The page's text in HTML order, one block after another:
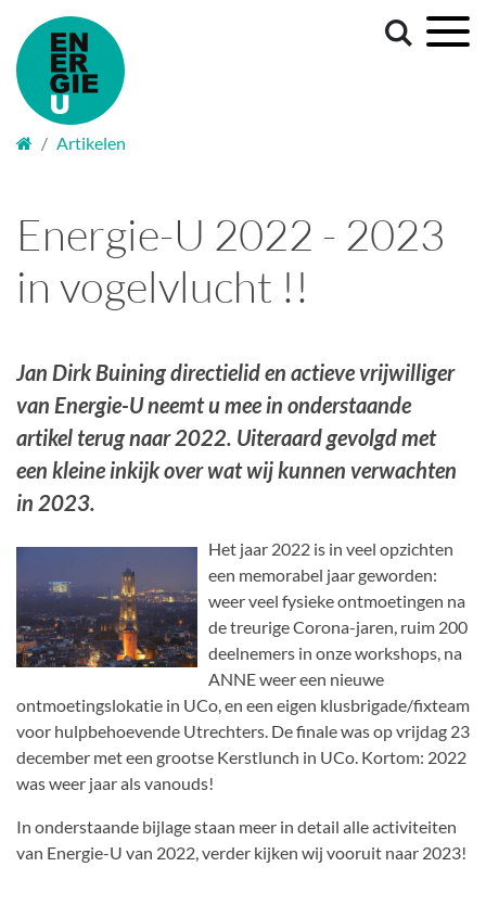
Welkom
Artikelen
Energie-U 2022 - 2023
in vogelvlucht !!
Jan Dirk Buining directielid en actieve vrijwilliger
van Energie-U neemt u mee in onderstaande
artikel terug naar 2022. Uiteraard gevolgd met
een kleine inkijk over wat wij kunnen verwachten
in 2023.
Het jaar 2022 is in veel opzichten
een memorabel jaar geworden:
weer veel fysieke ontmoetingen na
de treurige Corona-jaren, ruim 200
deelnemers in onze workshops, na
ANNE weer een nieuwe
ontmoetingslokatie in UCo, en een eigen klusbrigade/fixteam
voor hulpbehoevende Utrechters. De finale was op vrijdag 23
december met een grootse Kerstlunch in UCo. Kortom: 2022
was weer jaar als vanouds!
In onderstaande bijlage staan meer in detail alle activiteiten
van Energie-U van 2022, verder kijken wij vooruit naar 2023!